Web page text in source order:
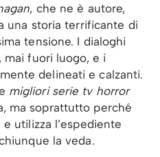
, che ne è autore,
una storia terrificante di
tensione. I dialoghi
fuori luogo, e i
delineati e calzanti.
migliori serie tv horror
ma soprattutto perché
utilizza l’espediente
la veda.